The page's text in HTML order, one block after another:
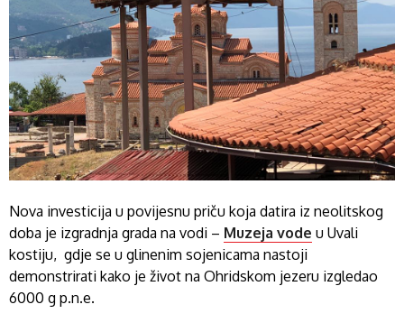
Nova investicija u povijesnu priču koja datira iz neolitskog
doba je izgradnja grada na vodi – Muzeja vode u Uvali
kostiju, gdje se u glinenim sojenicama nastoji
demonstrirati kako je život na Ohridskom jezeru izgledao
6000 g p.n.e.